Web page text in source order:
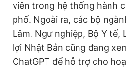
viên trong hệ thống hành
phố. Ngoài ra, các bộ
Lâm, Ngư nghiệp, Bộ Y tế,
lợi Nhật Bản cũng đang
ChatGPT để hỗ trợ cho